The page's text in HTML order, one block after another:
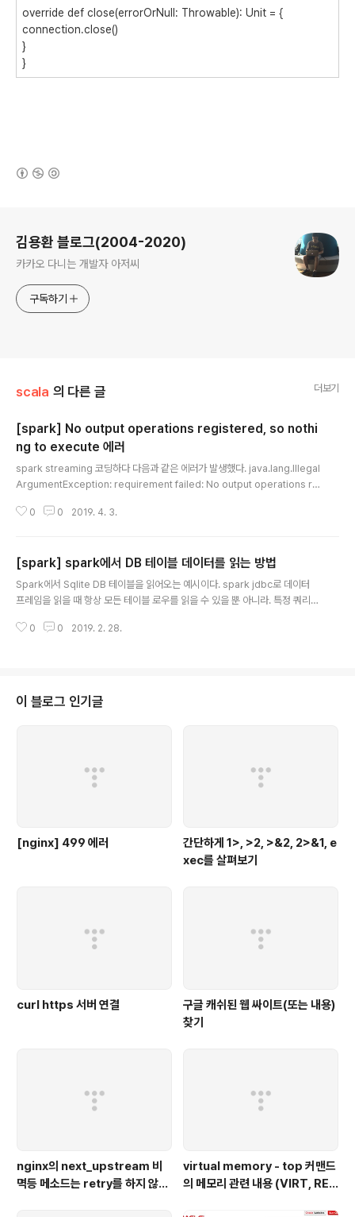
override def close(errorOrNull: Throwable): Unit = {
connection.close()
}
}
김용환 블로그(2004-2020)
카카오 다니는 개발자 아저씨
구독하기
scala 의 다른 글 더보기
[spark] No output operations registered, so nothi
ng to execute 에러
spark streaming 코딩하다 다음과 같은 에러가 발생했다. java.lang.Illegal
ArgumentException: requirement failed: No output operations re
scala:224) Exception in thread "main" java.lang.IllegalArgumentE
ph.validate(DStreamGraph.sca..
0 0 2019. 4. 3.
[spark] spark에서 DB 테이블 데이터를 읽는 방법
Spark에서 Sqlite DB 테이블을 읽어오는 예시이다. spark jdbc로 데이터
프레임을 읽을 때 항상 모든 테이블 로우를 읽을 수 있을 뿐 아니라. 특정 쿼리의
쿼리를 추가하는 방법, 두 번째는 jdbc를 읽을 때 predicate(where절 같은
val url = s"..
0 0 2019. 2. 28.
이 블로그 인기글
[nginx] 499 에러
간단하게 1>, >2, >&2, 2>&1, e
xec를 살펴보기
curl https 서버 연결
구글 캐쉬된 웹 싸이트(또는 내용)
찾기
nginx의 next_upstream 비
멱등 메소드는 retry를 하지 않는
virtual memory - top 커맨드
의 메모리 관련 내용 (VIRT, RE